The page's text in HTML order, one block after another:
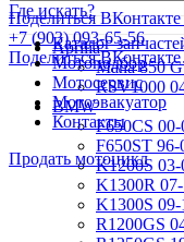
Поделиться ВКонтакте
+7 (903) 093-65-56
Поделиться ВКонтакте
Где искать?
Aprilia
Mana 850
RSV1000
BMW
F650CS 00-
F650ST 96-
K1200S 03-
K1300R
K1300S 09-
R1200GS
Каталог
Мотоподбор
Мотосервис
Мотоэвакуатор
Контакты
Продать мотоцикл